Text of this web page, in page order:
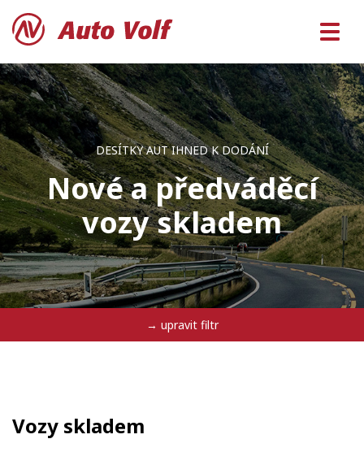
DESÍTKY AUT IHNED K DODÁNÍ
Nové a předváděcí
vozy skladem
→ upravit filtr
Vozy skladem